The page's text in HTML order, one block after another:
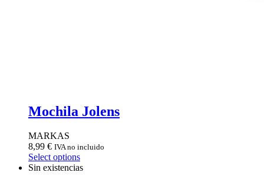
Mochila Jolens
MARKAS
8,99 € IVA no incluido
Select options
Sin existencias